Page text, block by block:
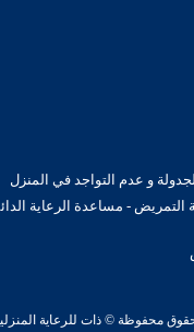
و عدم التواجد في المنزل
التمريض - مساعدة الرعاية
محفوظة © ذات للرعاية